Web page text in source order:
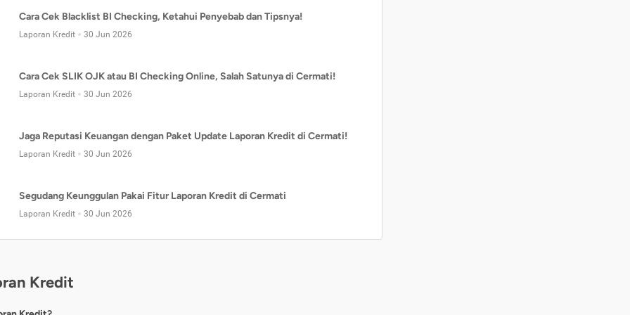
Cara Cek Blacklist BI Checking, Ketahui Penyebab dan Tipsnya!
Laporan Kredit 30 Jun 2026
Cara Cek SLIK OJK atau BI Checking Online, Salah Satunya di Cermati!
Laporan Kredit 30 Jun 2026
Jaga Reputasi Keuangan dengan Paket Update Laporan Kredit di Cermati!
Laporan Kredit 30 Jun 2026
Segudang Keunggulan Pakai Fitur Laporan Kredit di Cermati
Laporan Kredit 30 Jun 2026
Kredit